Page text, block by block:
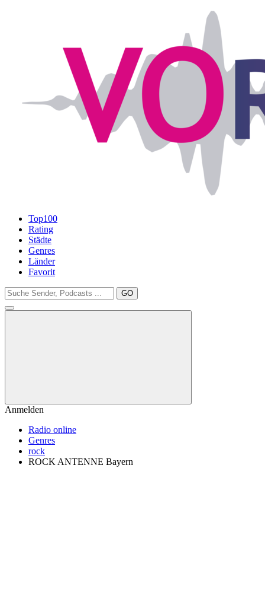
Top100
Rating
Städte
Genres
Länder
Favorit
GO
Anmelden
Radio online
Genres
rock
ROCK ANTENNE Bayern